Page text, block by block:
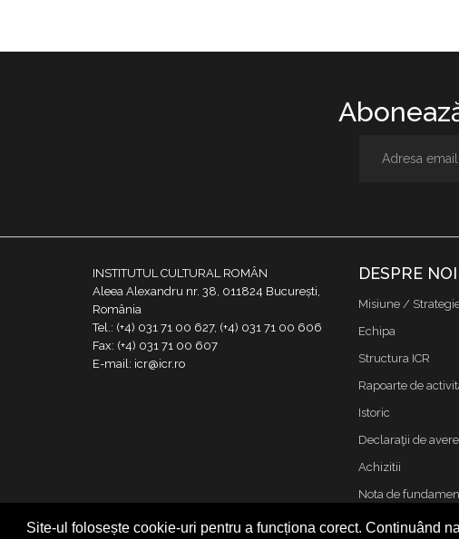
Site-ul folosește cookie-uri pentru a funcționa corect. Continuând
INSTITUTUL CULTURAL ROMÂN
Aleea Alexandru nr. 38, 011824 București,
România
Tel.: (+4) 031 71 00 627, (+4) 031 71 00 606
Fax: (+4) 031 71 00 607
E-mail: icr@icr.ro
DESPRE NOI
Misiune /
Echipa
Structura ICR
Rapoarte de
Istoric
Declaraţii de avere
Achizitii
Nota de
Contact